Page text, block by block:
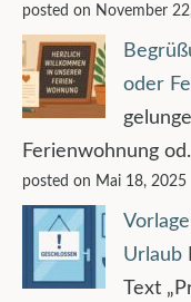
posted on November
oder
Ferienwohnung
posted on Mai 18, 2025
Urlaub
Text